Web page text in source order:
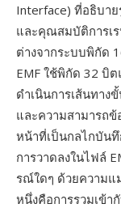
Interface) ที่อธิบา
และคุณสมบัติการเ
ต่างจากระบบพิกัด
EMF ใช้พิกัด 32 บิต
ดำเนินการเส้นทาง
และความสามารถ
หน้าที่เป็นกลไกบัน
การวาดลงในไฟล์
รณ์ใดๆ ด้วยความแ
หนึ่งคือการรวมเข้า